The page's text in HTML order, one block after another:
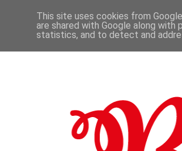
This site uses cookies from
are shared with Google along
statistics, and to detect and